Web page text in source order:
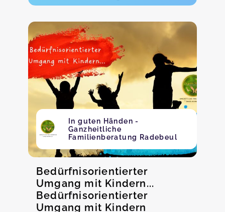
In guten Händen -
Ganzheitliche
Familienberatung Radebeul
Bedürfnisorientierter
Umgang mit Kindern...
Bedürfnisorientierter
Umgang mit Kindern